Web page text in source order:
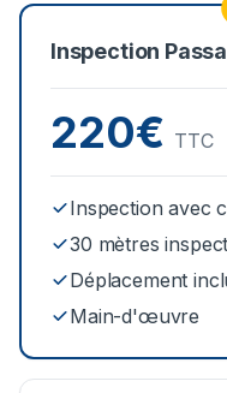
Inspection
220€ TTC
Inspection avec
30 mètres
Déplacement
Main-d'œuvre